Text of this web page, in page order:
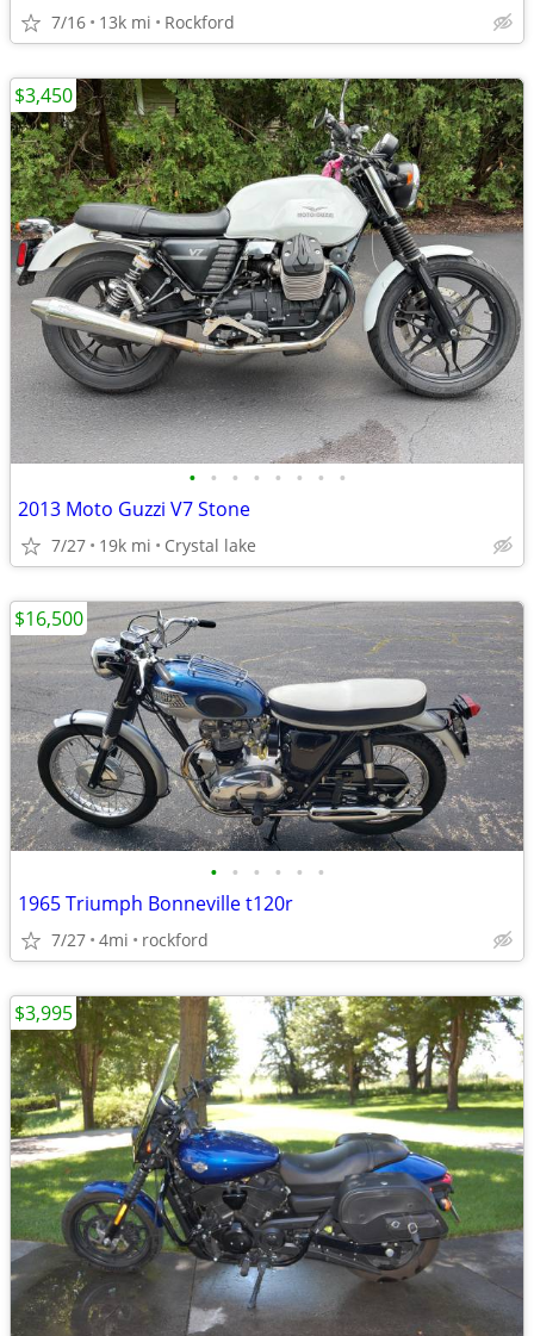
7/16 13k mi Rockford
• • • • • • • •
2013 Moto Guzzi V7 Stone
7/27 19k mi Crystal lake
$3,450
• • • • • •
1965 Triumph Bonneville t120r
7/27 4mi rockford
$16,500
$3,995